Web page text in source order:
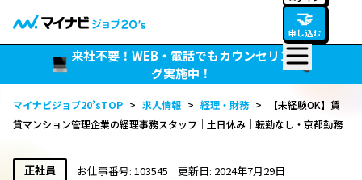
🤝
申し込む
来社不要！WEB・電話でもカウンセリン
グ実施中！
マイナビジョブ20’sTOP > 求人情報 > 経理・財務 >
【未経験OK】賃
貸マンション管理企業の経理事務スタッフ｜土日休み｜転勤なし・京都勤務
正社員 お仕事番号: 103545 更新日: 2024年7月29日